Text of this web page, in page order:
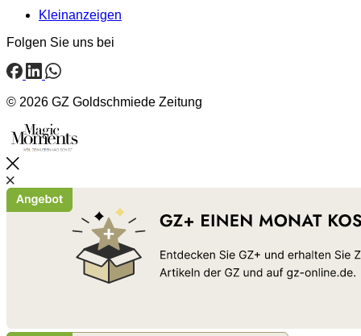
Kleinanzeigen
Folgen Sie uns bei
© 2026 GZ Goldschmiede Zeitung
Schließen